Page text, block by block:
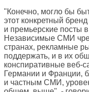
"Конечно, могло бы
этот конкретный
и премьерские посты
Независимые СМИ
странах, рекламные
поддержать, и в их
конспиративные веб-
Германии и Франции,
и частным СМИ,